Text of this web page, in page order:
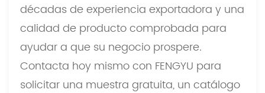
décadas de experiencia exportadora y una
calidad de producto comprobada para
ayudar a que su negocio prospere.
Contacta hoy mismo con FENGYU para
solicitar una muestra gratuita, un catálogo